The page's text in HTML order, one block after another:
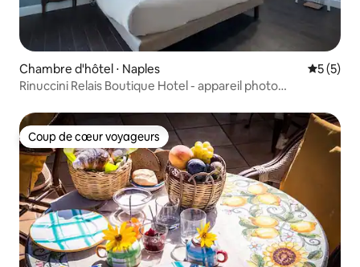
Chambre d'hôtel ⋅ Naples
5 (5)
Rinuccini Relais Boutique Hotel - appareil photo
Coup de cœur voyageurs
Coup de cœur voyageurs